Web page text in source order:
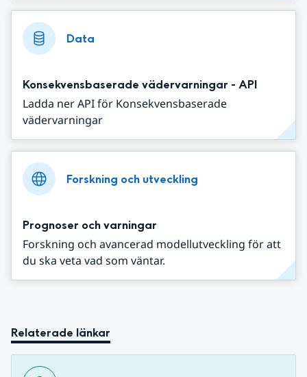
Data
Konsekvensbaserade vädervarningar - API
Ladda ner API för Konsekvensbaserade
vädervarningar
Forskning och utveckling
Prognoser och varningar
Forskning och avancerad modellutveckling för att
du ska veta vad som väntar.
Relaterade länkar